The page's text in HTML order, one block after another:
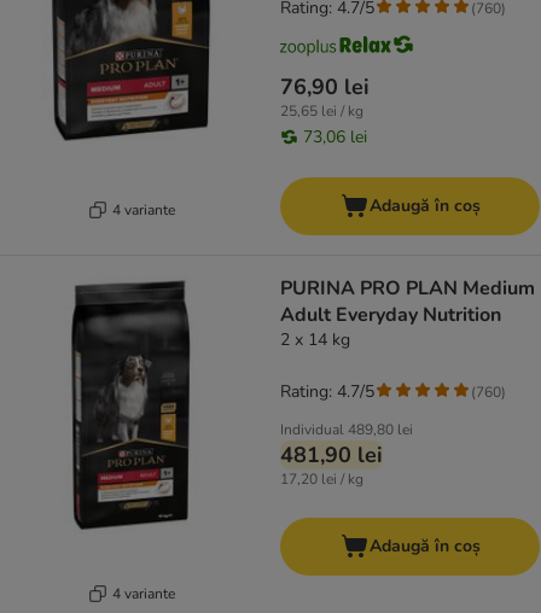
4 variante
76,90 lei
25,65 lei / kg
73,06 lei
Rating: 4.7/5 (760)
Adaugă în coș
4 variante
PURINA PRO PLAN Medium
Adult Everyday Nutrition
2 x 14 kg
Individual489,80 lei
481,90 lei
17,20 lei / kg
Rating: 4.7/5 (760)
Adaugă în coș